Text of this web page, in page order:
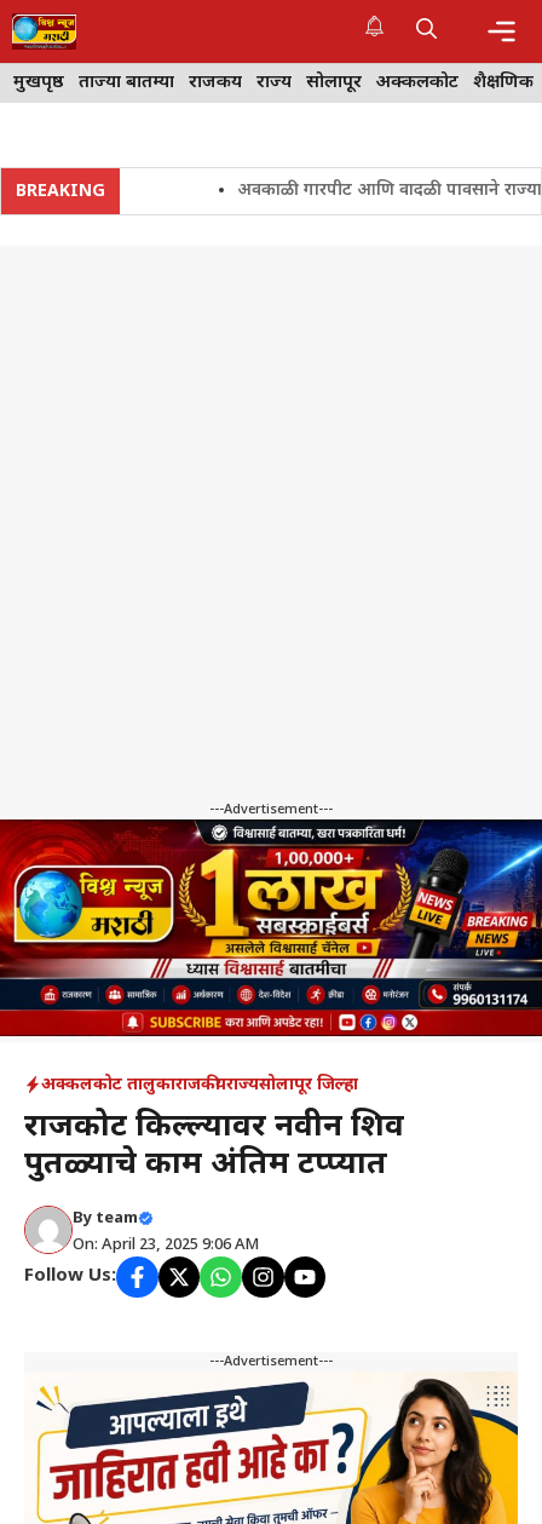
Skip
to
content
मुखपृष्ठ ताज्या बातम्या राजकीय राज्य सोलापूर अक्कलकोट शैक्षणिक
BREAKING अवकाळी गारपीट आणि वादळी पावसाने
---Advertisement---
अक्कलकोट तालुकाराजकीयराज्यसोलापूर जिल्हा
राजकोट किल्ल्यावर नवीन शिव
पुतळ्याचे काम अंतिम टप्प्यात
By team
On: April 23, 2025 9:06 AM
Follow Us:
---Advertisement---